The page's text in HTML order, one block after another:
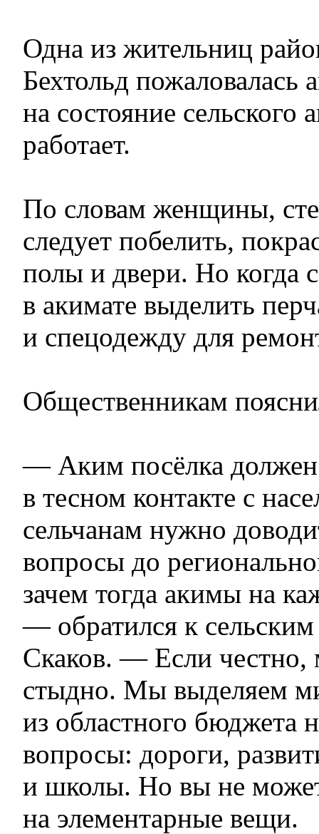
Одна из жительниц
Бехтольд пожаловалась
на состояние сельского
работает.
По словам женщины,
следует побелить,
полы и двери. Но когда
в акимате выделить
и спецодежду для
Общественникам
— Аким посёлка должен
в тесном контакте с
сельчанам нужно
вопросы до
зачем тогда акимы на
— обратился к
Скаков. — Если честно,
стыдно. Мы выделяем
из областного бюджета
вопросы: дороги,
и школы. Но вы не
на элементарные вещи.